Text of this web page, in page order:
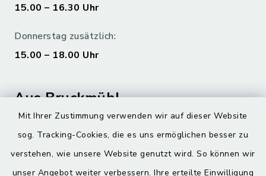
Mit Ihrer Zustimmung verwenden wir auf dieser Website
sog. Tracking-Cookies, die es uns ermöglichen besser zu
verstehen, wie unsere Website genutzt wird. So können wir
unser Angebot weiter verbessern. Ihre erteilte Einwilligung
15.00 – 16.30 Uhr
Donnerstag zusätzlich:
15.00 – 18.00 Uhr
Aus Bruckmühl
Digitaler Ortsplan